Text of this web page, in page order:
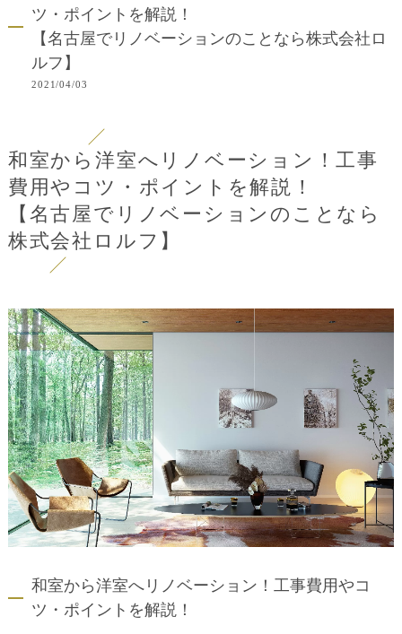
ツ・ポイントを解説！
【名古屋でリノベーションのことなら株式会社ロ
ルフ】
2021/04/03
和室から洋室へリノベーション！工事
費用やコツ・ポイントを解説！
【名古屋でリノベーションのことなら
株式会社ロルフ】
和室から洋室へリノベーション！工事費用やコ
ツ・ポイントを解説！